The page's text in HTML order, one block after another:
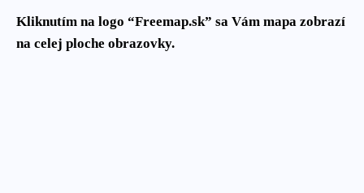
Kliknutím na logo “Freemap.sk” sa Vám mapa zobrazí
na celej ploche obrazovky.